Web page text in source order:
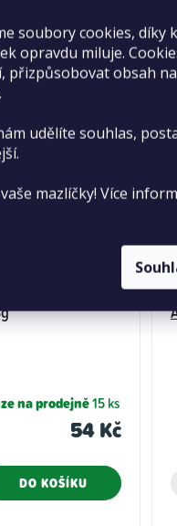
soubory cookies, díky
opravdu miluje.
přizpůsobovat obsah
udělíte souhlas,
mazlíčky! Více
na prodejně15 ks
54 Kč
DO KOŠÍKU